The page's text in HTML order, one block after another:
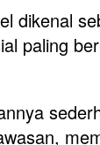
dikenal
paling